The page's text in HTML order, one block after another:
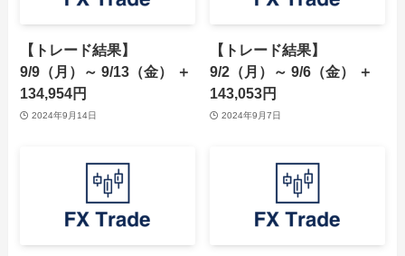
【トレード結果】
9/9（月）～ 9/13（金） ＋
134,954円
2024年9月14日
【トレード結果】
9/2（月）～ 9/6（金） ＋
143,053円
2024年9月7日